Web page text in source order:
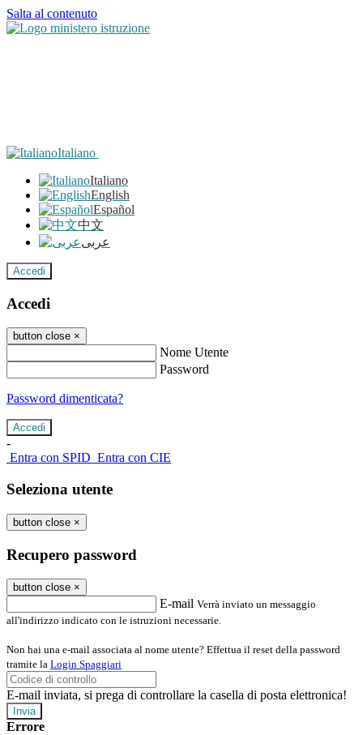
Salta al contenuto
Italiano
Italiano
English
Español
中文
عربى
Accedi
Accedi
button close ×
Nome Utente
Password
Password dimenticata?
-
Entra con SPID Entra con CIE
Seleziona utente
button close ×
Recupero password
button close ×
E-mail Verrà inviato un messaggio
all'indirizzo indicato con le istruzioni necessarie.
Non hai una e-mail associata al nome utente? Effettua il reset della password
tramite la Login Spaggiari
E-mail inviata, si prega di controllare la casella di posta elettronica!
Errore